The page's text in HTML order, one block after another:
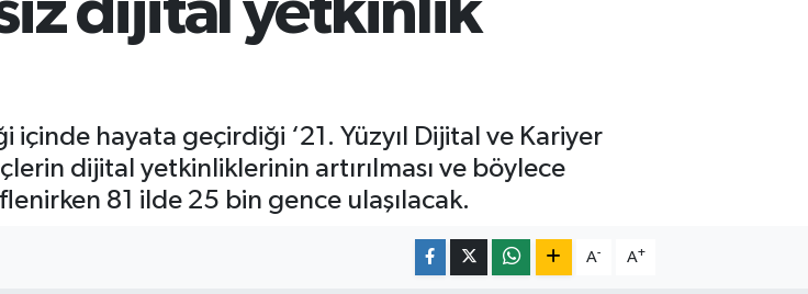
içinde hayata geçirdiği ‘21. Yüzyıl Dijital ve Kariyer
dijital yetkinliklerinin artırılması ve böylece
81 ilde 25 bin gence ulaşılacak.
A- A+